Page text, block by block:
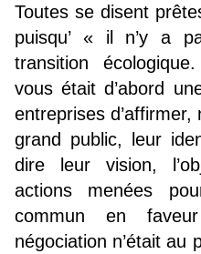
Toutes se disent
puisqu’ « il n’y a
transition
vous était d’abord
entreprises
grand public, leur
dire leur vision,
actions menées
commun en
négociation n’était au